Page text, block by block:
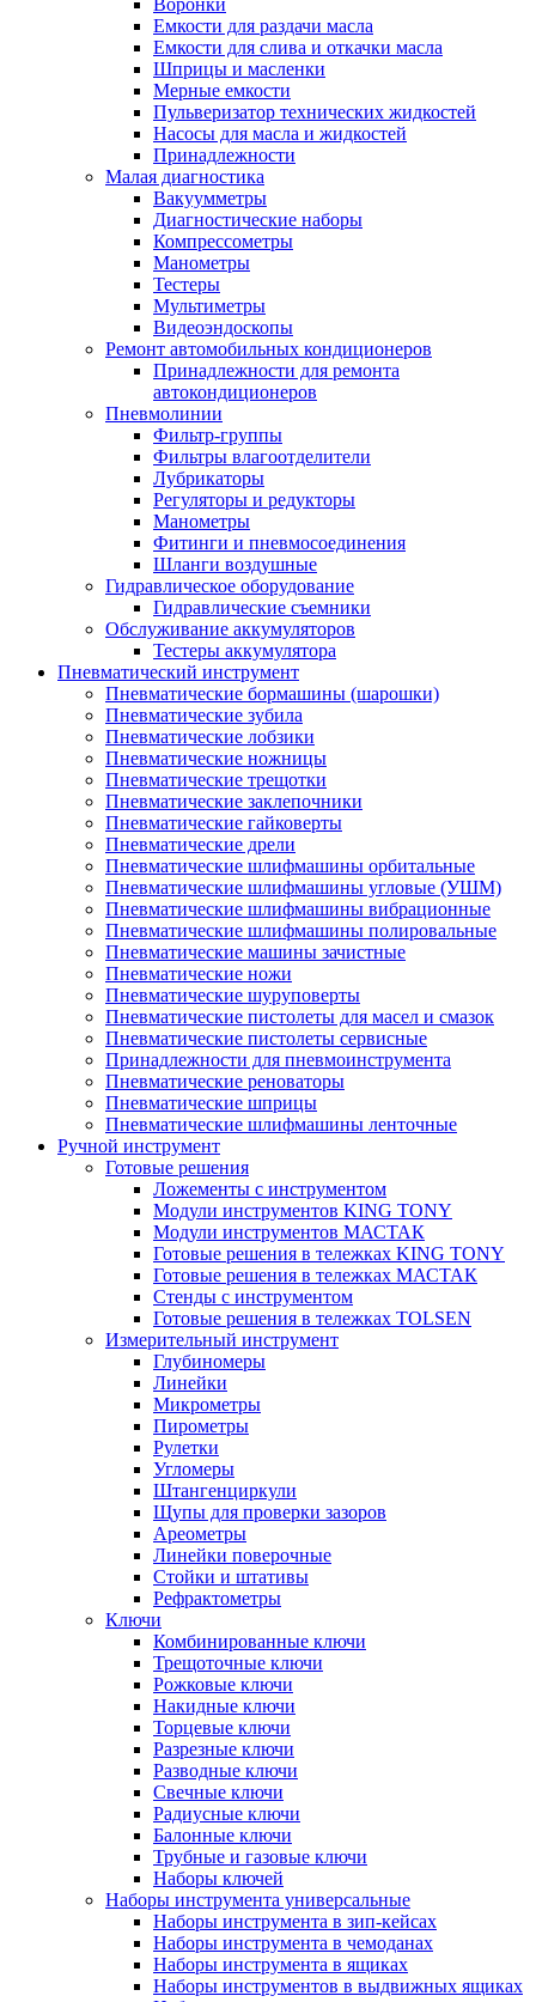
Воронки
Емкости для раздачи масла
Емкости для слива и откачки масла
Шприцы и масленки
Мерные емкости
Пульверизатор технических жидкостей
Насосы для масла и жидкостей
Принадлежности
Малая диагностика
Вакуумметры
Диагностические наборы
Компрессометры
Манометры
Тестеры
Мультиметры
Видеоэндоскопы
Ремонт автомобильных кондиционеров
Принадлежности для ремонта
автокондиционеров
Пневмолинии
Фильтр-группы
Фильтры влагоотделители
Лубрикаторы
Регуляторы и редукторы
Манометры
Фитинги и пневмосоединения
Шланги воздушные
Гидравлическое оборудование
Гидравлические съемники
Обслуживание аккумуляторов
Тестеры аккумулятора
Пневматический инструмент
Пневматические бормашины (шарошки)
Пневматические зубила
Пневматические лобзики
Пневматические ножницы
Пневматические трещотки
Пневматические заклепочники
Пневматические гайковерты
Пневматические дрели
Пневматические шлифмашины орбитальные
Пневматические шлифмашины угловые (УШМ)
Пневматические шлифмашины вибрационные
Пневматические шлифмашины полировальные
Пневматические машины зачистные
Пневматические ножи
Пневматические шуруповерты
Пневматические пистолеты для масел и смазок
Пневматические пистолеты сервисные
Принадлежности для пневмоинструмента
Пневматические реноваторы
Пневматические шприцы
Пневматические шлифмашины ленточные
Ручной инструмент
Готовые решения
Ложементы с инструментом
Модули инструментов KING TONY
Модули инструментов МАСТАК
Готовые решения в тележках KING TONY
Готовые решения в тележках МАСТАК
Стенды с инструментом
Готовые решения в тележках TOLSEN
Измерительный инструмент
Глубиномеры
Линейки
Микрометры
Пирометры
Рулетки
Угломеры
Штангенциркули
Щупы для проверки зазоров
Ареометры
Линейки поверочные
Стойки и штативы
Рефрактометры
Ключи
Комбинированные ключи
Трещоточные ключи
Рожковые ключи
Накидные ключи
Торцевые ключи
Разрезные ключи
Разводные ключи
Свечные ключи
Радиусные ключи
Балонные ключи
Трубные и газовые ключи
Наборы ключей
Наборы инструмента универсальные
Наборы инструмента в зип-кейсах
Наборы инструмента в чемоданах
Наборы инструмента в ящиках
Наборы инструментов в выдвижных ящиках